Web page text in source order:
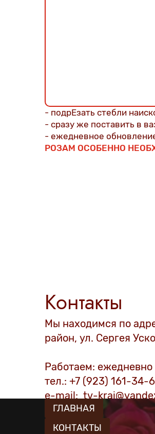
- подрЕзать стебли
- сразу же поставить в
- ежедневное
РОЗАМ ОСОБЕННО
Контакты
Мы находимся по
район, ул. Сергея
Работаем:
тел.: +7 (923) 161-
e-mail: tv-
ГЛАВНАЯ
КОНТАКТЫ